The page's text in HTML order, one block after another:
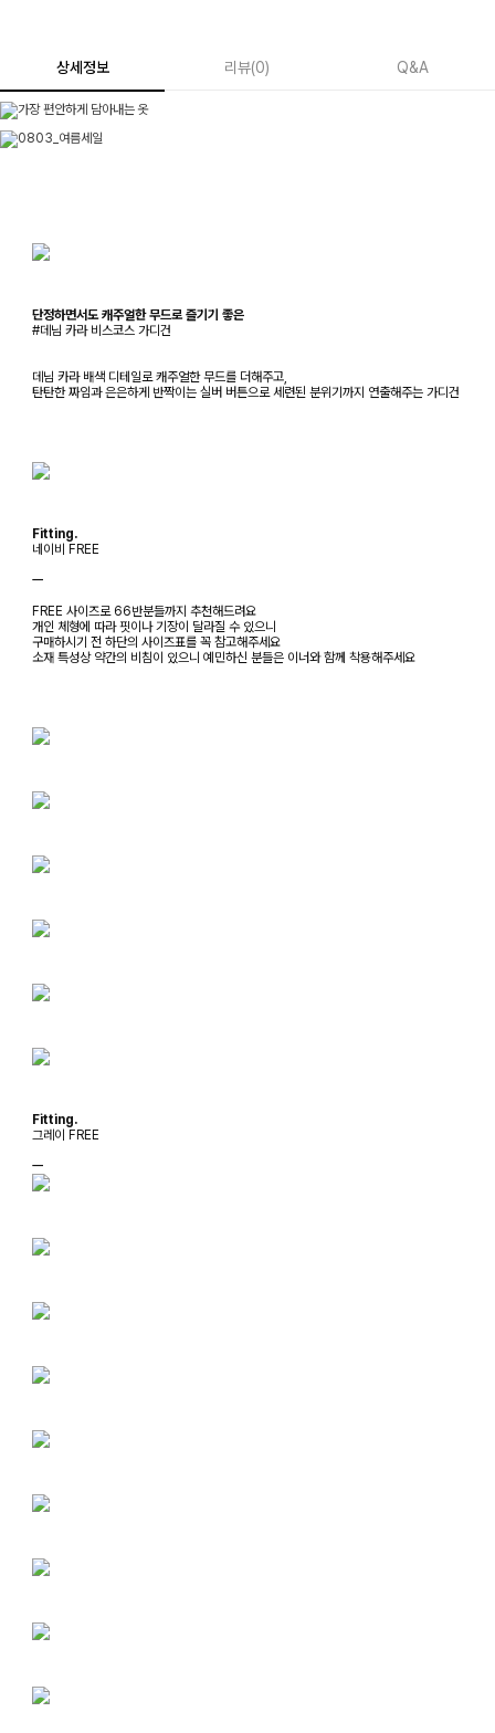
상세정보 리뷰(0) Q&A
단정하면서도 캐주얼한 무드로 즐기기 좋은
#데님 카라 비스코스 가디건
데님 카라 배색 디테일로 캐주얼한 무드를 더해주고,
탄탄한 짜임과 은은하게 반짝이는 실버 버튼으로 세련된 분위기까지 연출해주는 가디건
Fitting.
네이비 FREE
ㅡ
FREE 사이즈로 66반분들까지 추천해드려요
개인 체형에 따라 핏이나 기장이 달라질 수 있으니
구매하시기 전 하단의 사이즈표를 꼭 참고해주세요
소재 특성상 약간의 비침이 있으니 예민하신 분들은 이너와 함께 착용해주세요
Fitting.
그레이 FREE
ㅡ